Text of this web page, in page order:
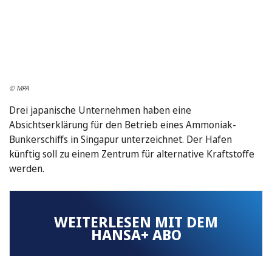
© MPA
Drei japanische Unternehmen haben eine
Absichtserklärung für den Betrieb eines Ammoniak-
Bunkerschiffs in Singapur unterzeichnet. Der Hafen
künftig soll zu einem Zentrum für alternative Kraftstoffe
werden.
WEITERLESEN MIT DEM
HANSA+ ABO